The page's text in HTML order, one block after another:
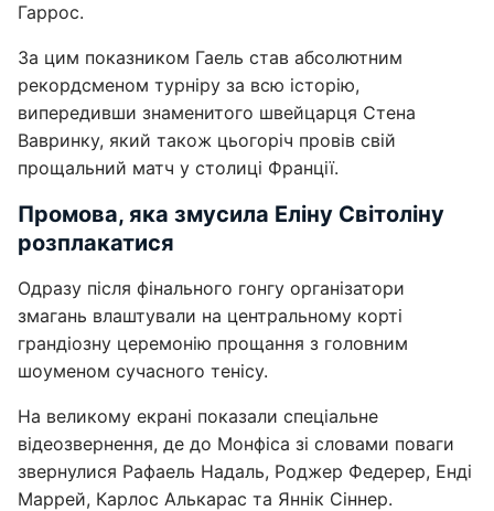
Гаррос.
За цим показником Гаель став абсолютним
рекордсменом турніру за всю історію,
випередивши знаменитого швейцарця Стена
Вавринку, який також цьогоріч провів свій
прощальний матч у столиці Франції.
Промова, яка змусила Еліну Світоліну
розплакатися
Одразу після фінального гонгу організатори
змагань влаштували на центральному корті
грандіозну церемонію прощання з головним
шоуменом сучасного тенісу.
На великому екрані показали спеціальне
відеозвернення, де до Монфіса зі словами поваги
звернулися Рафаель Надаль, Роджер Федерер, Енді
Маррей, Карлос Алькарас та Яннік Сіннер.